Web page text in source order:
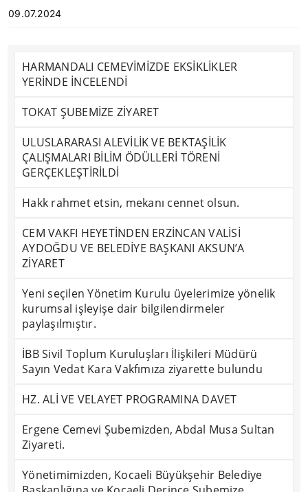
09.07.2024
HARMANDALI CEMEVİMİZDE EKSİKLİKLER
YERİNDE İNCELENDİ
TOKAT ŞUBEMİZE ZİYARET
ULUSLARARASI ALEVİLİK VE BEKTAŞİLİK
ÇALIŞMALARI BİLİM ÖDÜLLERİ TÖRENİ
GERÇEKLEŞTİRİLDİ
Hakk rahmet etsin, mekanı cennet olsun.
CEM VAKFI HEYETİNDEN ERZİNCAN VALİSİ
AYDOĞDU VE BELEDİYE BAŞKANI AKSUN’A
ZİYARET
Yeni seçilen Yönetim Kurulu üyelerimize yönelik
kurumsal işleyişe dair bilgilendirmeler
paylaşılmıştır.
İBB Sivil Toplum Kuruluşları İlişkileri Müdürü
Sayın Vedat Kara Vakfımıza ziyarette bulundu
HZ. ALİ VE VELAYET PROGRAMINA DAVET
Ergene Cemevi Şubemizden, Abdal Musa Sultan
Ziyareti.
Yönetimimizden, Kocaeli Büyükşehir Belediye